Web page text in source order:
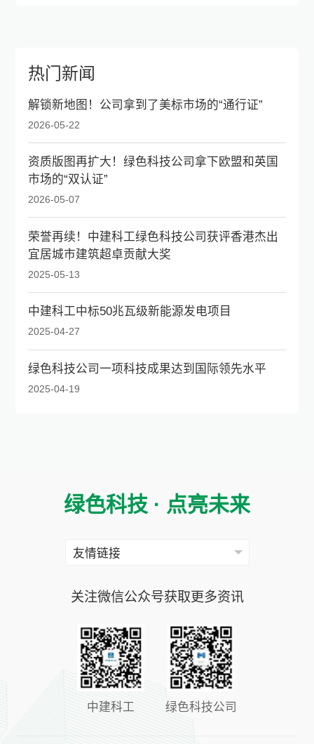
热门新闻
解锁新地图！公司拿到了美标市场的“通行证”
2026-05-22
资质版图再扩大！绿色科技公司拿下欧盟和英国
市场的“双认证”
2026-05-07
荣誉再续！中建科工绿色科技公司获评香港杰出
宜居城市建筑超卓贡献大奖
2025-05-13
中建科工中标50兆瓦级新能源发电项目
2025-04-27
绿色科技公司一项科技成果达到国际领先水平
2025-04-19
绿色科技 · 点亮未来
关注微信公众号获取更多资讯
中建科工 绿色科技公司